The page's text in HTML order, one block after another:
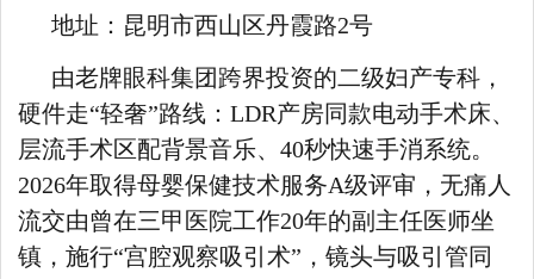
地址：昆明市西山区丹霞路2号
由老牌眼科集团跨界投资的二级妇产专科，
硬件走“轻奢”路线：LDR产房同款电动手术床、
层流手术区配背景音乐、40秒快速手消系统。
2026年取得母婴保健技术服务A级评审，无痛人
流交由曾在三甲医院工作20年的副主任医师坐
镇，施行“宫腔观察吸引术”，镜头与吸引管同